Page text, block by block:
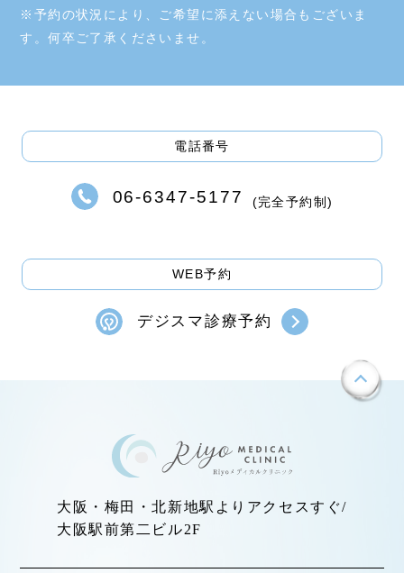
お問い合わせ
※予約の状況により、ご希望に添えない場合もございま
す。何卒ご了承くださいませ。
電話番号
06-6347-5177 (完全予約制)
WEB予約
デジスマ診療予約
大阪・梅田・北新地駅よりアクセスすぐ/
大阪駅前第二ビル2F